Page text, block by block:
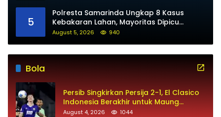
5
Polresta Samarinda Ungkap 8 Kasus
Kebakaran Lahan, Mayoritas Dipicu
Kelalaian Warga
August 5, 2026 940
Bola
Persib Singkirkan Persija 2-1, El Clasico
Indonesia Berakhir untuk Maung
Bandung
August 4, 2026 1044